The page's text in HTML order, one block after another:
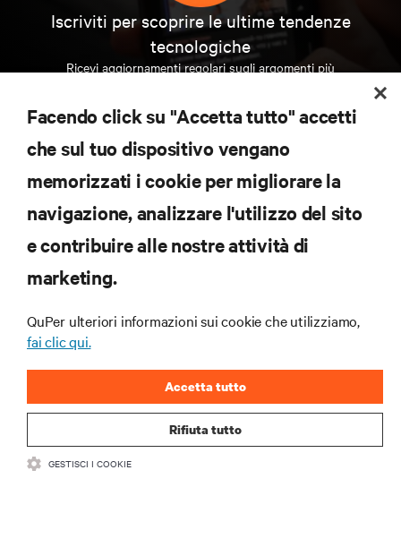
Iscriviti per scoprire le ultime tendenze
tecnologiche
Ricevi aggiornamenti regolari sugli argomenti più
data center e infrastrutture.
ISCRIVITI SUBITO
SUPPORTO
AZIENDA
CONTATTACI
Facendo click su "Accetta tutto" accetti
che sul tuo dispositivo vengano
memorizzati i cookie per migliorare la
navigazione, analizzare l'utilizzo del sito
e contribuire alle nostre attività di
marketing.
QuPer ulteriori informazioni sui cookie che utilizziamo,
fai clic qui.
Rifiuta tutto
Accetta tutto
GESTISCI I COOKIE